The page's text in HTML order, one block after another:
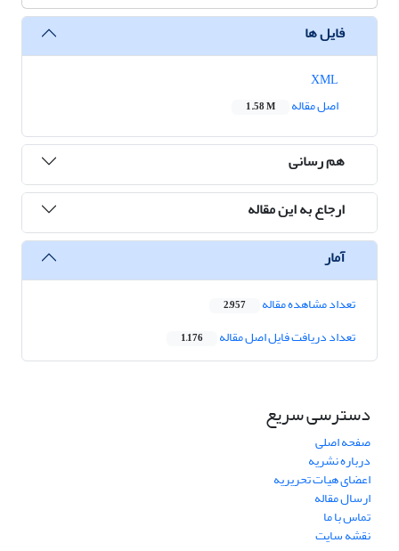
فایل ها
اصل مقاله
1.58 M
هم رسانی
ارجاع به این مقاله
آمار
تعداد مشاهده مقاله 2,957
تعداد دریافت فایل اصل مقاله 1,176
دسترسی سریع
صفحه اصلی
درباره نشریه
اعضای هیات تحریریه
ارسال مقاله
تماس با ما
نقشه سایت